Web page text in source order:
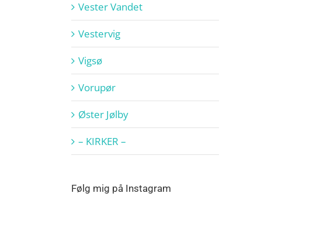
Vester Vandet
Vestervig
Vigsø
Vorupør
Øster Jølby
– KIRKER –
Følg mig på Instagram